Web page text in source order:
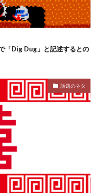
「Dig Dug」と記述するとの
話題のネタ